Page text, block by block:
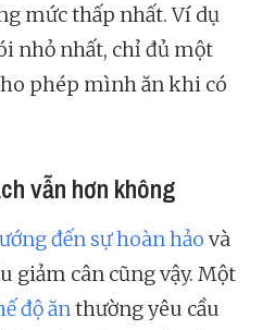
mức thấp nhất. Ví dụ
nhỏ nhất, chỉ đủ một
phép mình ăn khi có
vẫn hơn không
đến sự hoàn hảo và
giảm cân cũng vậy. Một
độ ănthường yêu cầu